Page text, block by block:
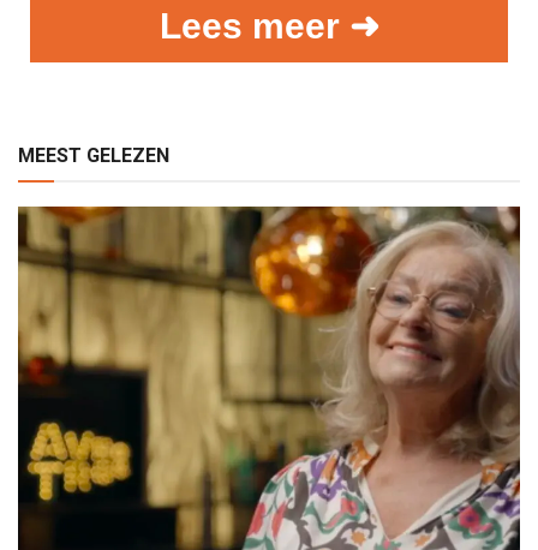
Lees meer ➜
MEEST GELEZEN